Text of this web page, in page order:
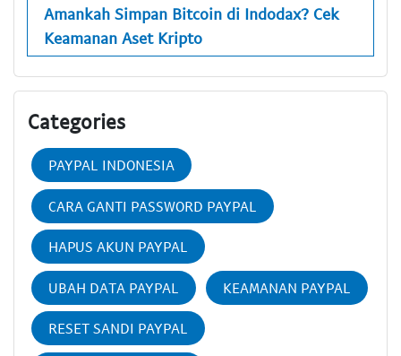
Amankah Simpan Bitcoin di Indodax? Cek
Keamanan Aset Kripto
Categories
PAYPAL INDONESIA
CARA GANTI PASSWORD PAYPAL
HAPUS AKUN PAYPAL
UBAH DATA PAYPAL KEAMANAN PAYPAL
RESET SANDI PAYPAL